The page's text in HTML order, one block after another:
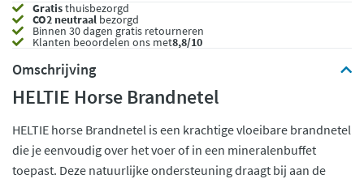
Gratisthuisbezorgd
CO2 neutraal bezorgd
Binnen 30 dagen gratis retourneren
Klanten beoordelen ons met8,8/10
Omschrijving
HELTIE Horse Brandnetel
HELTIE horse Brandnetel is een krachtige vloeibare brandnetel
die je eenvoudig over het voer of in een mineralenbuffet
toepast. Deze natuurlijke ondersteuning draagt bij aan de